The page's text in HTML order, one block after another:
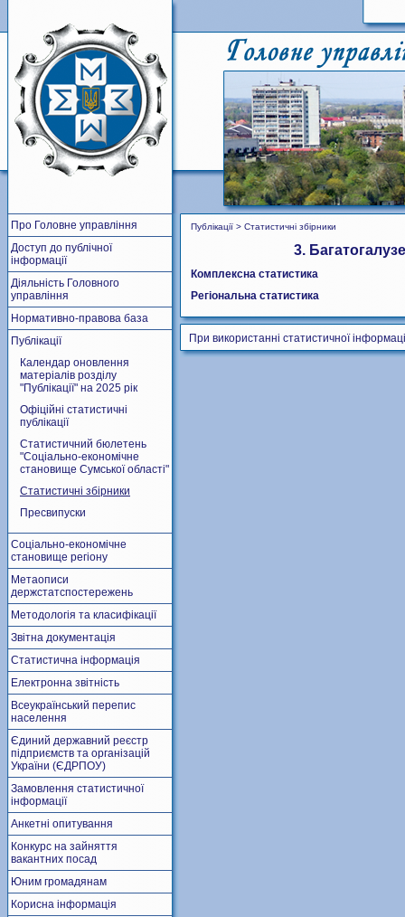
Про Головне управління
Доступ до публічної
інформації
Діяльність Головного
управління
Нормативно-правова база
Публікації
Календар оновлення
матеріалів розділу
"Публікації" на 2025 рік
Офіційні статистичні
публікації
Статистичний бюлетень
"Соціально-економічне
становище Сумської області"
Статистичні збірники
Пресвипуски
Соціально-економічне
становище регіону
Метаописи
держстатспостережень
Методологія та класифікації
Звітна документація
Статистична інформація
Електронна звітність
Всеукраїнський перепис
населення
Єдиний державний реєстр
підприємств та організацій
України (ЄДРПОУ)
Замовлення статистичної
інформації
Анкетні опитування
Конкурс на зайняття
вакантних посад
Юним громадянам
Корисна інформація
Публікації > Статистичні збірники
3.
Комплексна статистика
Регіональна статистика
При використанні статистичної